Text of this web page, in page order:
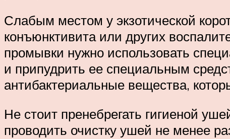
Слабым местом у экзотической
конъюнктивита или других
промывки нужно использовать
и припудрить ее специальным
антибактериальные вещества,
Не стоит пренебрегать гигиеной
проводить очистку ушей не менее